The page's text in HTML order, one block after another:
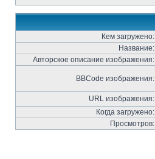
Кем загружено:
Название:
Авторское описание изображения:
BBCode изображения:
URL изображения:
Когда загружено:
Просмотров: